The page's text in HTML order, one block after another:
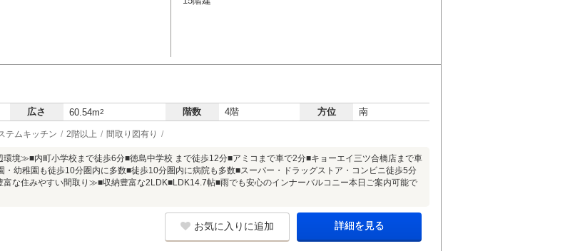
広さ 60.54m2 階数 4階 方位 南
テムキッチン 2階以上 間取り図有り
境≫■内町小学校まで徒歩6分■徳島中学校 まで徒歩12分■アミコまで車で2分■キョーエイ三ツ合橋店まで車
・幼稚園も徒歩10分圏内に多数■徒歩10分圏内に病院も多数■スーパー・ドラッグストア・コンビニ徒歩5分
な住みやすい間取り≫■収納豊富な2LDK■LDK14.7帖■雨でも安心のインナーバルコニー本日ご案内可能で
お気に入りに追加 詳細を見る